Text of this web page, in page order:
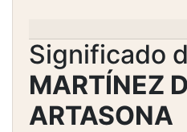
Significado
MARTÍNEZ
ARTASONA